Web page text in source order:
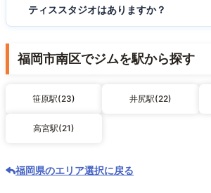
ティススタジオはありますか？
福岡市南区でジムを駅から探す
笹原駅(23) 井尻駅(22)
高宮駅(21)
福岡県のエリア選択に戻る